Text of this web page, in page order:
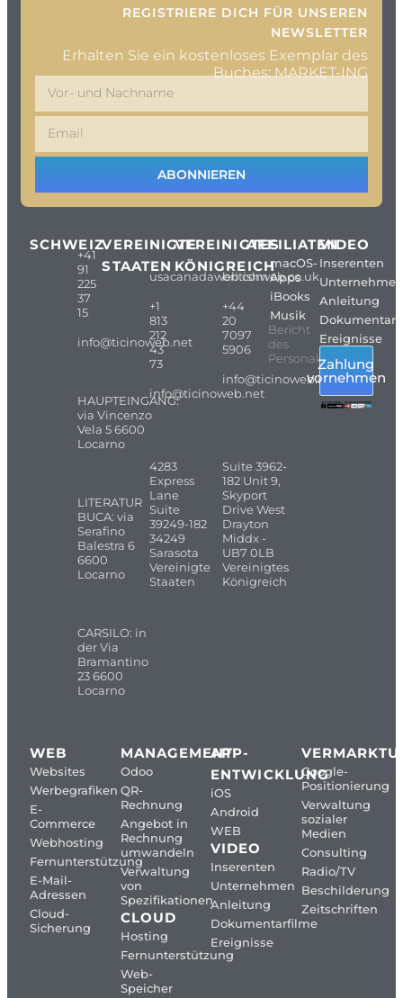
REGISTRIERE DICH FÜR UNSEREN
NEWSLETTER
Erhalten Sie ein kostenloses Exemplar des
Buches: MARKET-ING
ABONNIEREN
SCHWEIZ
+41
91
225
37
15
info@ticinoweb.net
HAUPTEINGANG:
via Vincenzo
Vela 5 6600
Locarno
LITERATUR
BUCA: via
Serafino
Balestra 6
6600
Locarno
CARSILO: in
der Via
Bramantino
23 6600
Locarno
VEREINIGTE
STAATEN
usacanadaweb.com
+1
813
212
43
73
info@ticinoweb.net
4283
Express
Lane
Suite
39249-182
34249
Sarasota
Vereinigte
Staaten
VEREINIGTES
KÖNIGREICH
britishweb.co.uk
+44
20
7097
5906
info@ticinoweb.net
Suite 3962-
182 Unit 9,
Skyport
Drive West
Drayton
Middx -
UB7 0LB
Vereinigtes
Königreich
AFFILIATEN
macOS-
Apps
iBooks
Musik
Bericht
des
Personals
VIDEO
Inserenten
Unternehmen
Anleitung
Ereignisse
Zahlung
vornehmen
WEB
Websites
Werbegrafiken
E-
Commerce
Webhosting
Fernunterstützung
E-Mail-
Adressen
Cloud-
Sicherung
MANAGEMENT
Odoo
QR-
Rechnung
Angebot in
Rechnung
umwandeln
Verwaltung
von
Spezifikationen
CLOUD
Hosting
Fernunterstützung
Web-
Speicher
APP-
ENTWICKLUNG
iOS
Android
WEB
VIDEO
Inserenten
Unternehmen
Anleitung
Dokumentarfilme
Ereignisse
Google-
Positionierung
Verwaltung
sozialer
Medien
Consulting
Radio/TV
Beschilderung
Zeitschriften